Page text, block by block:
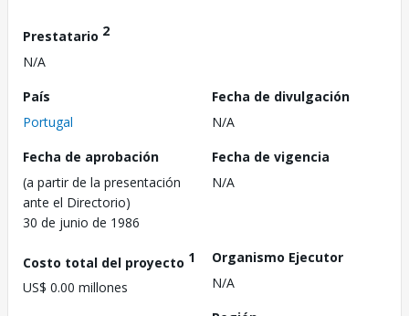
Prestatario 2
N/A
País
Portugal
Fecha de divulgación
N/A
Fecha de aprobación
(a partir de la presentación
ante el Directorio)
30 de junio de 1986
Fecha de vigencia
N/A
Costo total del proyecto 1
US$ 0.00 millones
Organismo Ejecutor
N/A